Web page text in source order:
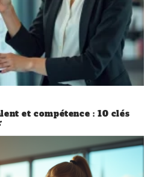
et compétence : 10 clés